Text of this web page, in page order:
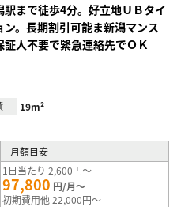
駅まで徒歩4分。好立地ＵＢタイ
。長期割引可能ま新潟マンス
人不要で緊急連絡先でＯＫ
19m²
月額目安
1日当たり 2,600円～
97,800 円/月～
初期費用他 22,000円～